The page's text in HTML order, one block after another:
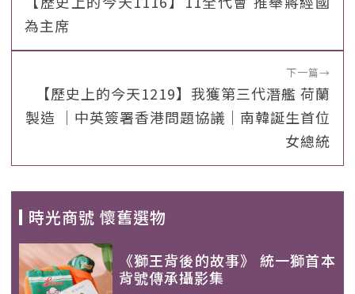
為主席
下一篇→
【歷史上的今天1219】我獲第三代潛艦 荷蘭
製造 ｜中英簽署香港問題協議｜南韓誕生首位
女總統
時光商號 懷舊選物
《獅王背後的故事》 統一獅首本
背號傳承攝影集